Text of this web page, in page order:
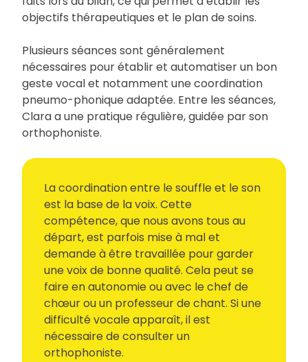
objectifs thérapeutiques et le plan de soins.
Plusieurs séances sont généralement
nécessaires pour établir et automatiser un bon
geste vocal et notamment une coordination
pneumo-phonique adaptée. Entre les séances,
Clara a une pratique régulière, guidée par son
orthophoniste.
La coordination entre le souffle et le son
est la base de la voix. Cette
compétence, que nous avons tous au
départ, est parfois mise à mal et
demande à être travaillée pour garder
une voix de bonne qualité. Cela peut se
faire en autonomie ou avec le chef de
chœur ou un professeur de chant. Si une
difficulté vocale apparaît, il est
nécessaire de consulter un
orthophoniste.